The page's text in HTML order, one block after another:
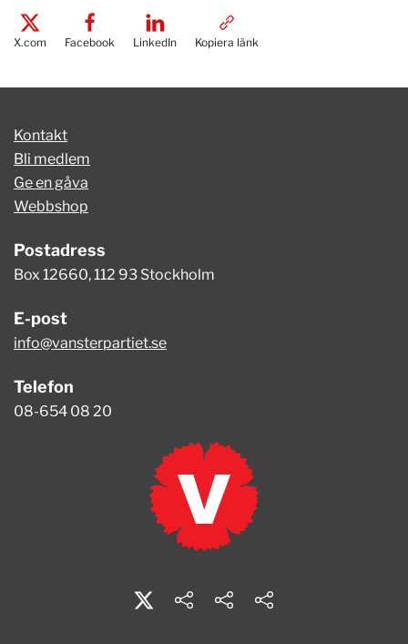
X.com Facebook LinkedIn Kopiera länk
Kontakt
Bli medlem
Ge en gåva
Webbshop
Postadress
Box 12660, 112 93 Stockholm
E-post
info@vansterpartiet.se
Telefon
08-654 08 20